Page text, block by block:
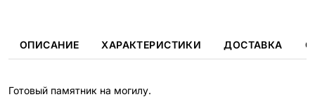
ОПИСАНИЕ ХАРАКТЕРИСТИКИ ДОСТАВКА
Готовый памятник на могилу.